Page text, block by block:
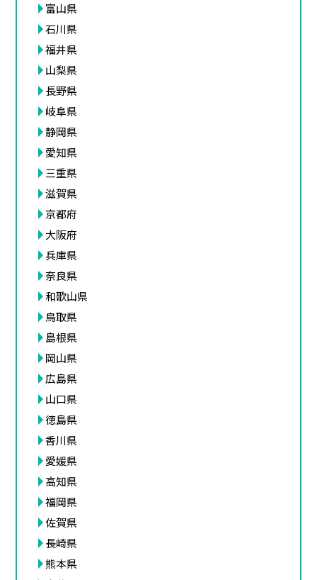
富山県
石川県
福井県
山梨県
長野県
岐阜県
静岡県
愛知県
三重県
滋賀県
京都府
大阪府
兵庫県
奈良県
和歌山県
鳥取県
島根県
岡山県
広島県
山口県
徳島県
香川県
愛媛県
高知県
福岡県
佐賀県
長崎県
熊本県